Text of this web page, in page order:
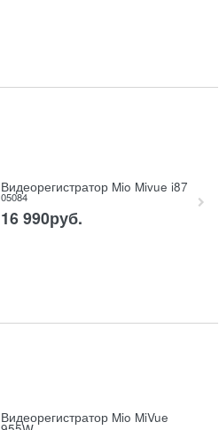
Видеорегистратор Mio Mivue i87
05084
16 990руб.
Видеорегистратор Mio MiVue